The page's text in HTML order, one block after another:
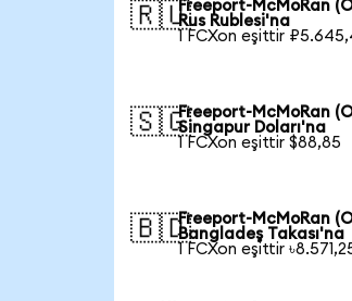
🇷🇺Freeport-McMoRan
Rus Rublesi'na
1 FCXon eşittir
🇸🇬Freeport-McMoRan
Singapur Doları'na
1 FCXon eşittir $88,85
🇧🇩Freeport-McMoRan
Bangladeş Takası'na
1 FCXon eşittir